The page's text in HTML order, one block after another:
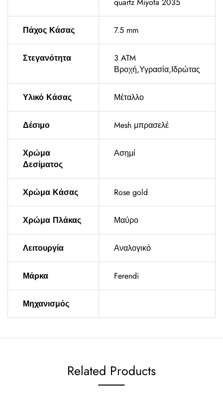
Πάχος Κάσας 7.5 mm
Στεγανότητα
3 ATM
Βροχή,Υγρασία,Ιδρώτας
Υλικό Κάσας Μέταλλο
Δέσιμο Mesh μπρασελέ
Χρώμα
Δεσίματος
Ασημί
Χρώμα Κάσας Rose gold
Χρώμα Πλάκας Μαύρο
Λειτουργία Αναλογικό
Μάρκα Ferendi
Μηχανισμός
Related Products